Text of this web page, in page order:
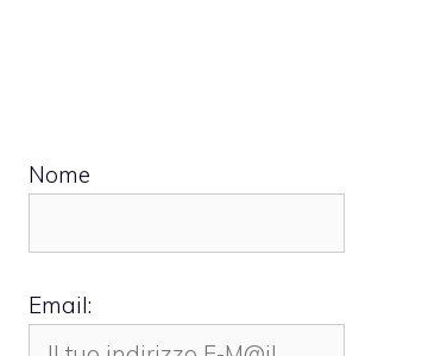
Nome
Email: